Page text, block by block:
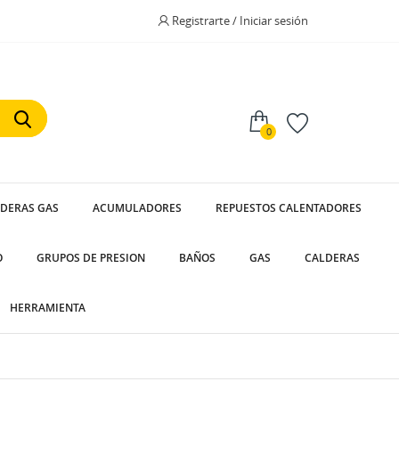
Registrarte / Iniciar sesión
0
GAS ACUMULADORES REPUESTOS CALENTADORES
GRUPOS DE PRESION BAÑOS GAS CALDERAS
HERRAMIENTA